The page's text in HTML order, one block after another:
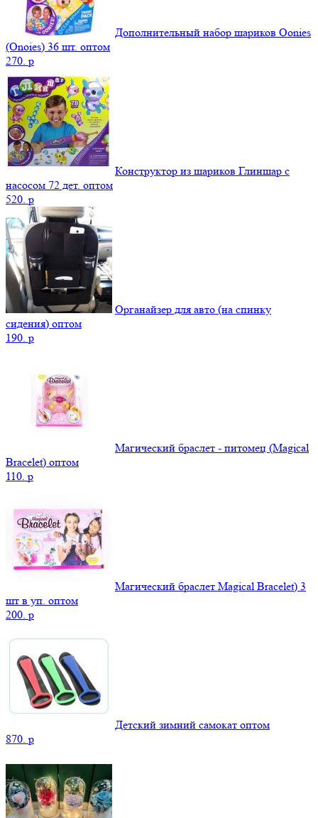
Дополнительный набор шариков Oonies
(Onoies) 36 шт. оптом
270. p
Конструктор из шариков Глиншар с
насосом 72 дет. оптом
520. p
Органайзер для авто (на спинку
сидения) оптом
190. p
Магический браслет - питомец (Magical
Bracelet) оптом
110. p
Магический браслет Magical Bracelet) 3
шт в уп. оптом
200. p
Детский зимний самокат оптом
870. p